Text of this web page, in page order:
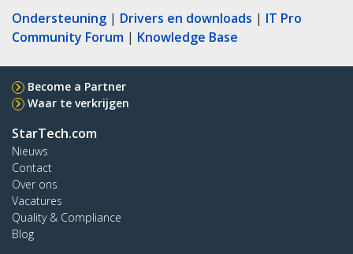
Ondersteuning | Drivers en downloads | IT Pro
Community Forum | Knowledge Base
Become a Partner
Waar te verkrijgen
StarTech.com
Nieuws
Contact
Over ons
Vacatures
Quality & Compliance
Blog